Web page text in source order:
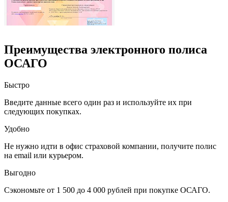
Преимущества электронного полиса
ОСАГО
Быстро
Введите данные всего один раз и используйте их при
следующих покупках.
Удобно
Не нужно идти в офис страховой компании, получите полис
на email или курьером.
Выгодно
Сэкономьте от 1 500 до 4 000 рублей при покупке ОСАГО.